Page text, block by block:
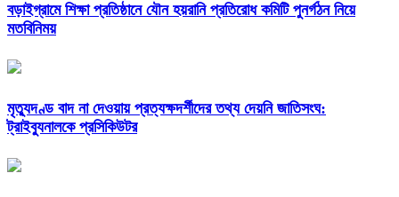
বড়াইগ্রামে শিক্ষা প্রতিষ্ঠানে যৌন হয়রানি প্রতিরোধ কমিটি পুনর্গঠন নিয়ে
মতবিনিময়
মৃত্যুদণ্ড বাদ না দেওয়ায় প্রত্যক্ষদর্শীদের তথ্য দেয়নি জাতিসংঘ:
ট্রাইব্যুনালকে প্রসিকিউটর